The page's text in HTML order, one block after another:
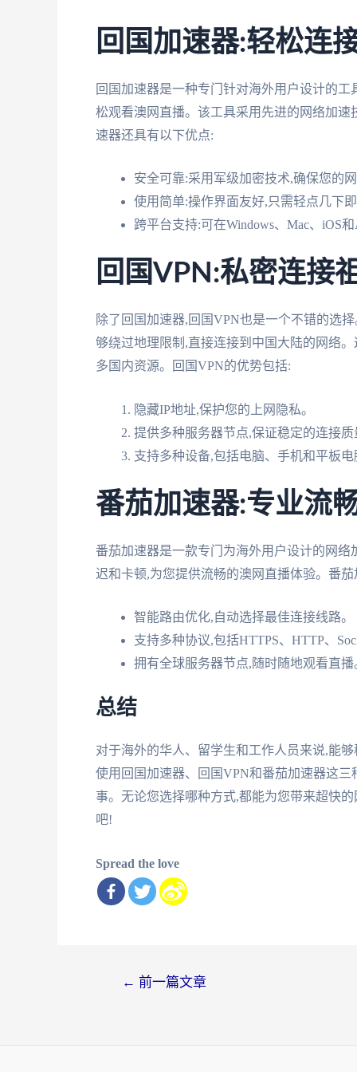
回国加速器:轻松连
回国加速器是一种专门针对海外用户设计的
松观看澳网直播。该工具采用先进的网络加
速器还具有以下优点:
安全可靠:采用军级加密技术,确保您的
使用简单:操作界面友好,只需轻点几下
跨平台支持:可在Windows、Mac、iOS
回国VPN:私密连接
除了回国加速器,回国VPN也是一个不错的选
够绕过地理限制,直接连接到中国大陆的网络
多国内资源。回国VPN的优势包括:
隐藏IP地址,保护您的上网隐私。
提供多种服务器节点,保证稳定的连接质
支持多种设备,包括电脑、手机和平板电
番茄加速器:专业流
番茄加速器是一款专门为海外用户设计的网
迟和卡顿,为您提供流畅的澳网直播体验。番
智能路由优化,自动选择最佳连接线路。
支持多种协议,包括HTTPS、HTTP、
拥有全球服务器节点,随时随地观看直播
总结
对于海外的华人、留学生和工作人员来说,能
使用回国加速器、回国VPN和番茄加速器这
事。无论您选择哪种方式,都能为您带来超快
吧!
Spread the love
← 前一篇文章